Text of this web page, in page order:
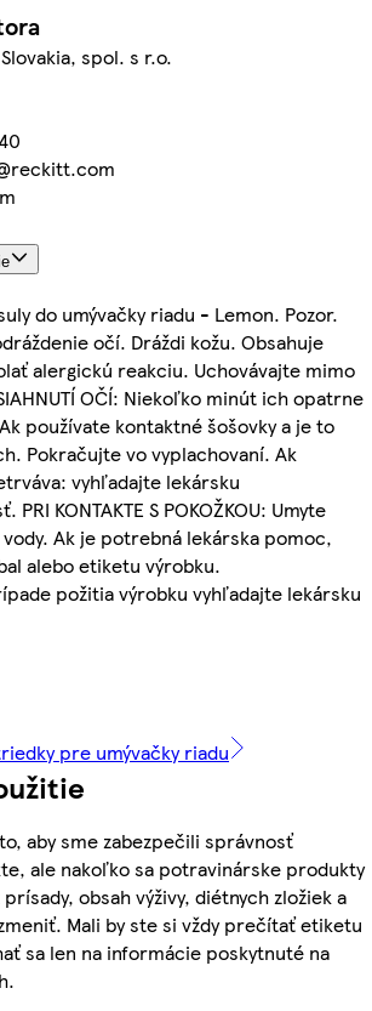
spol. s r.o.
do umývačky riadu - Lemon. Pozor.
očí. Dráždi kožu. Obsahuje
alergickú reakciu. Uchovávajte mimo
OČÍ: Niekoľko minút ich opatrne
používate kontaktné šošovky a je to
Pokračujte vo vyplachovaní. Ak
vyhľadajte lekársku
KONTAKTE S POKOŽKOU: Umyte
Ak je potrebná lekárska pomoc,
alebo etiketu výrobku.
požitia výrobku vyhľadajte lekársku
pre umývačky riadu
aby sme zabezpečili správnosť
ale nakoľko sa potravinárske produkty
obsah výživy, diétnych zložiek a
Mali by ste si vždy prečítať etiketu
sa len na informácie poskytnuté na